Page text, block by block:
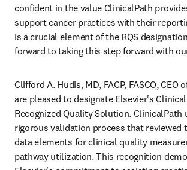
confident in the value ClinicalPath
support cancer practices with their
is a crucial element of the RQS
forward to taking this step forward with
Clifford A. Hudis, MD, FACP, FASCO, CEO
are pleased to designate Elsevier's
Recognized Quality Solution. ClinicalPath
rigorous validation process that reviewed
data elements for clinical quality
pathway utilization. This recognition